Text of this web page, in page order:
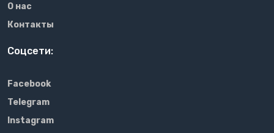
О нас
Контакты
Соцсети:
Facebook
Telegram
Instagram